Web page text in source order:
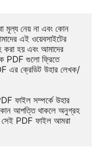
মূল্য নেয় না এবং কোন
এই ওয়েবসাইটের
করা হয় এবং আমাদের
PDF গুলো ফ্রিতে
এর ক্রেডিট উহার লেখক/
আপত্তি থাকলে অনুগ্রহ
PDF ফাইল আমরা